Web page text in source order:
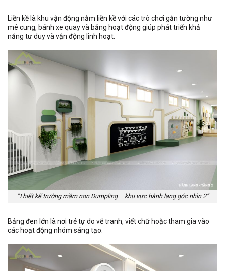
Liền kề là khu vận động nằm liền kề với các trò chơi gắn tường như
mê cung, bánh xe quay và bảng hoạt động giúp phát triển khả
năng tư duy và vận động linh hoạt.
“Thiết kế trường mầm non Dumpling – khu vực hành lang góc nhìn 2”
Bảng đen lớn là nơi trẻ tự do vẽ tranh, viết chữ hoặc tham gia vào
các hoạt động nhóm sáng tạo.